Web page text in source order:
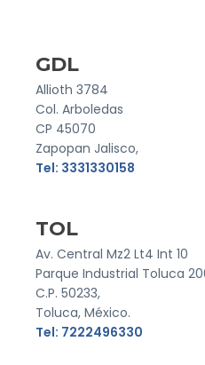
GDL
Allioth 3784
Col. Arboledas
CP 45070
Zapopan Jalisco,
Tel: 3331330158
TOL
Av. Central Mz2 Lt4 Int 10
Parque Industrial Toluca
C.P. 50233,
Toluca, México.
Tel: 7222496330